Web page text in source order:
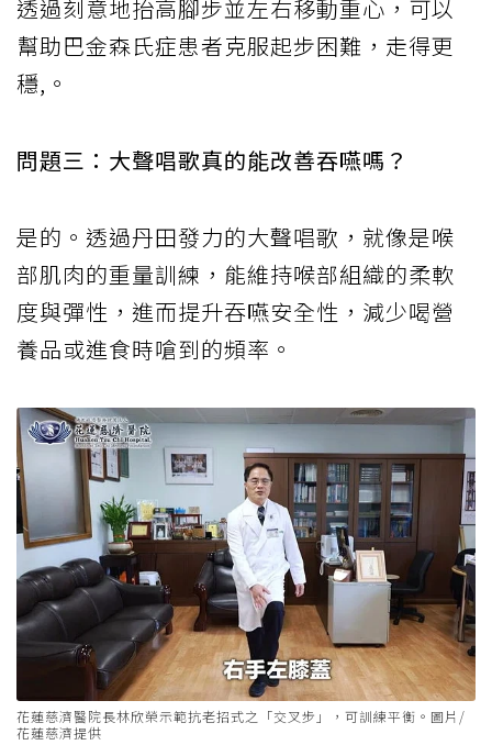
透過刻意地抬高腳步並左右移動重心，可以
幫助巴金森氏症患者克服起步困難，走得更
穩,。
問題三：大聲唱歌真的能改善吞嚥嗎？
是的。透過丹田發力的大聲唱歌，就像是喉
部肌肉的重量訓練，能維持喉部組織的柔軟
度與彈性，進而提升吞嚥安全性，減少喝營
養品或進食時嗆到的頻率。
花蓮慈濟醫院長林欣榮示範抗老招式之「交叉步」，可訓練平衡。圖片/
花蓮慈濟提供